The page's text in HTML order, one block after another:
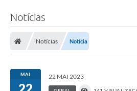
Notícias
Notícias Notícia
MAI 22 MAI 2023